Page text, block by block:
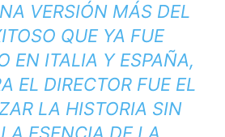
VERSIÓN MÁS DEL
QUE YA FUE
EN ITALIA Y ESPAÑA,
EL DIRECTOR FUE EL
LA HISTORIA SIN